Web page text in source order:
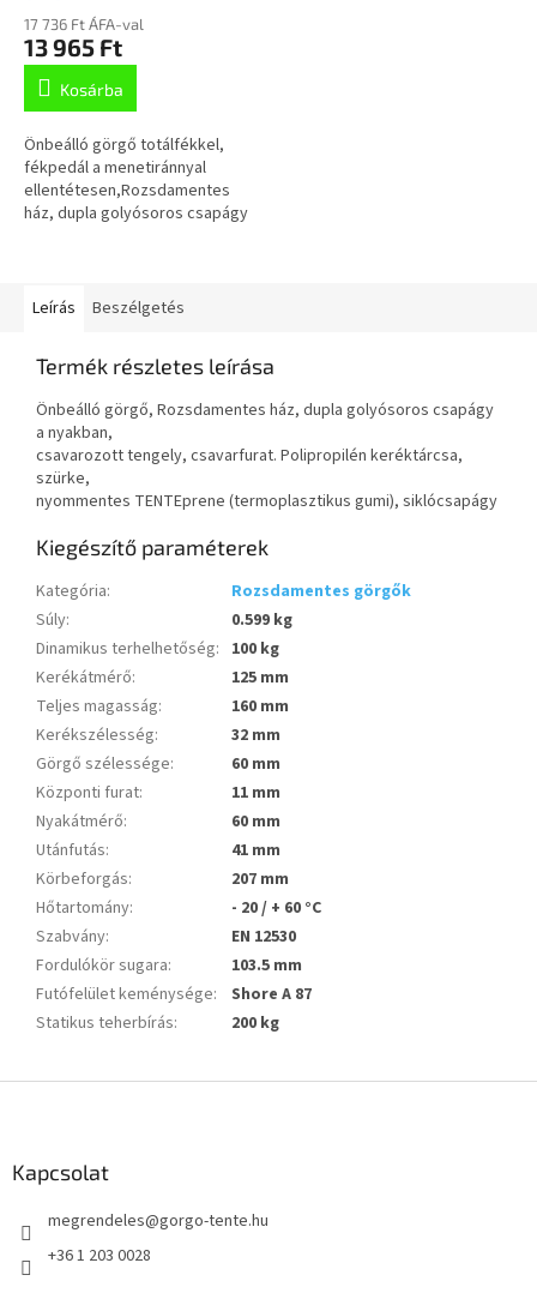
csavarfurat,
7477PJO125P30-11
17 736 Ft ÁFA-val
13 965 Ft
Kosárba
Önbeálló görgő totálfékkel,
fékpedál a menetiránnyal
ellentétesen,Rozsdamentes
ház, dupla golyósoros csapágy
Leírás Beszélgetés
Termék részletes leírása
Önbeálló görgő, Rozsdamentes ház, dupla golyósoros csapágy
a nyakban,
csavarozott tengely, csavarfurat. Polipropilén keréktárcsa,
szürke,
nyommentes TENTEprene (termoplasztikus gumi), siklócsapágy
Kiegészítő paraméterek
Kategória:
Rozsdamentes görgők
Súly:
0.599 kg
Dinamikus terhelhetőség: 100 kg
Kerékátmérő:
125 mm
Teljes magasság:
160 mm
Kerékszélesség:
32 mm
Görgő szélessége:
60 mm
Központi furat:
11 mm
Nyakátmérő:
60 mm
Utánfutás:
41 mm
Körbeforgás:
207 mm
Hőtartomány:
- 20 / + 60 °C
Szabvány:
EN 12530
Fordulókör sugara:
103.5 mm
Futófelület keménysége:
Shore A 87
Statikus teherbírás: 200 kg
Kapcsolat
megrendeles@gorgo-tente.hu
+36 1 203 0028